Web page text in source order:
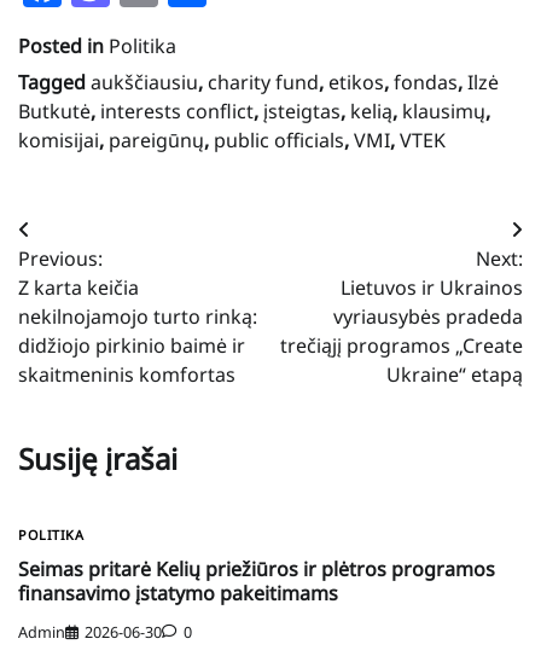
Posted in Politika
Taggedaukščiausiu, charity fund, etikos,fondas,Ilzė
Butkutė, interests conflict, įsteigtas, kelią, klausimų,
komisijai, pareigūnų, public officials,VMI,VTEK
Navigacija
tarp
įrašų
Previous:
Z karta keičia
nekilnojamojo turto rinką:
didžiojo pirkinio baimė ir
skaitmeninis komfortas
Next:
Lietuvos ir Ukrainos
vyriausybės pradeda
trečiąjį programos „Create
Ukraine“ etapą
Susiję įrašai
POLITIKA
Seimas pritarė Kelių priežiūros ir plėtros programos
finansavimo įstatymo pakeitimams
Admin 2026-06-30 0